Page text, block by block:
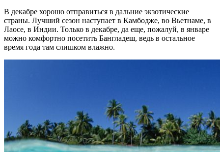
В декабре хорошо отправиться в дальние экзотические
страны. Лучший сезон наступает в Камбодже, во Вьетнаме, в
Лаосе, в Индии. Только в декабре, да еще, пожалуй, в январе
можно комфортно посетить Бангладеш, ведь в остальное
время года там слишком влажно.